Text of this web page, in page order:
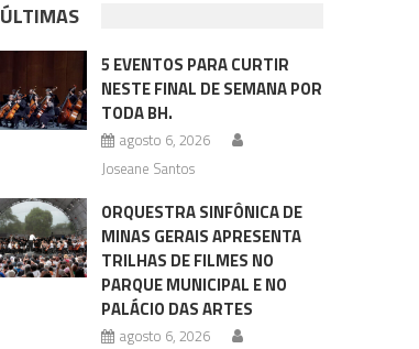
ÚLTIMAS
5 EVENTOS PARA CURTIR
NESTE FINAL DE SEMANA POR
TODA BH.
agosto 6, 2026
Joseane Santos
ORQUESTRA SINFÔNICA DE
MINAS GERAIS APRESENTA
TRILHAS DE FILMES NO
PARQUE MUNICIPAL E NO
PALÁCIO DAS ARTES
agosto 6, 2026